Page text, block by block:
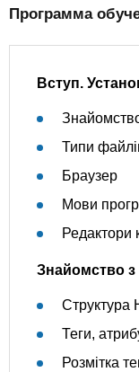
Программа
Вступ.
Типи
Браузер
Мови
Редактори
Знайомство з
Структура
Теги,
Розмітка